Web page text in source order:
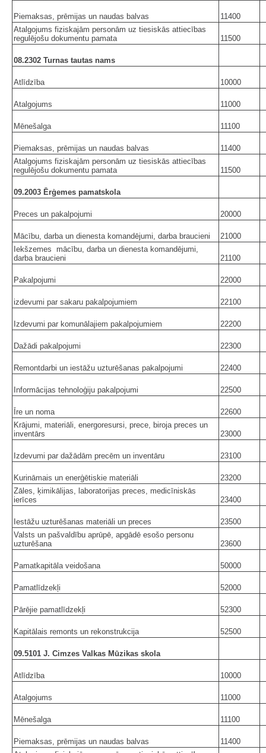
Piemaksas, prēmijas un naudas balvas
11400
Atalgojums fiziskajām personām uz tiesiskās attiecības
regulējošu dokumentu pamata
11500
08.2302 Turnas tautas nams
Atlīdzība 10000
Atalgojums 11000
Mēnešalga 11100
Piemaksas, prēmijas un naudas balvas
11400
Atalgojums fiziskajām personām uz tiesiskās attiecības
regulējošu dokumentu pamata
11500
09.2003 Ērģemes pamatskola
Preces un pakalpojumi 20000
Mācību, darba un dienesta komandējumi, darba braucieni
21000
Iekšzemes mācību, darba un dienesta komandējumi,
darba braucieni
21100
Pakalpojumi 22000
izdevumi par sakaru pakalpojumiem 22100
Izdevumi par komunālajiem pakalpojumiem 22200
Dažādi pakalpojumi 22300
Remontdarbi un iestāžu uzturēšanas pakalpojumi 22400
Informācijas tehnoloģiju pakalpojumi 22500
Īre un noma
22600
Krājumi, materiāli, energoresursi, prece, biroja preces un
inventārs
23000
Izdevumi par dažādām precēm un inventāru 23100
Kurināmais un enerģētiskie materiāli
23200
Zāles, ķimikālijas, laboratorijas preces, medicīniskās
ierīces
23400
Iestāžu uzturēšanas materiāli un preces
23500
Valsts un pašvaldību aprūpē, apgādē esošo personu
uzturēšana
23600
Pamatkapitāla veidošana 50000
Pamatlīdzekļi 52000
Pārējie pamatlīdzekļi 52300
Kapitālais remonts un rekonstrukcija 52500
09.5101 J. Cimzes Valkas Mūzikas skola
Atlīdzība 10000
Atalgojums 11000
Mēnešalga 11100
Piemaksas, prēmijas un naudas balvas
11400